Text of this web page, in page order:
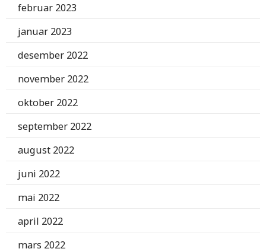
februar 2023
januar 2023
desember 2022
november 2022
oktober 2022
september 2022
august 2022
juni 2022
mai 2022
april 2022
mars 2022